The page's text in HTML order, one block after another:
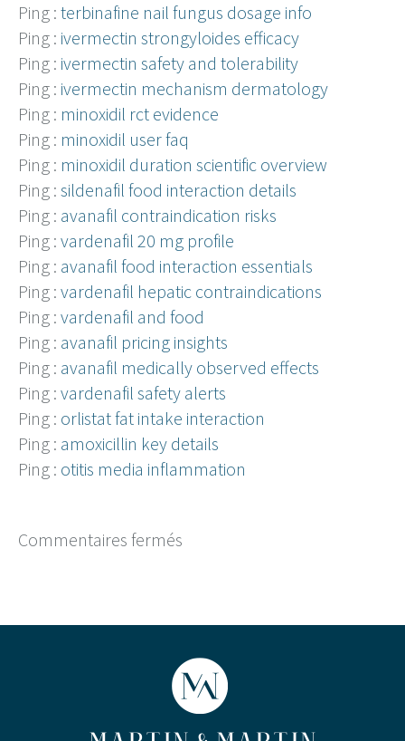
Ping : terbinafine nail fungus dosage info
Ping : ivermectin strongyloides efficacy
Ping : ivermectin safety and tolerability
Ping : ivermectin mechanism dermatology
Ping : minoxidil rct evidence
Ping : minoxidil user faq
Ping : minoxidil duration scientific overview
Ping : sildenafil food interaction details
Ping : avanafil contraindication risks
Ping : vardenafil 20 mg profile
Ping : avanafil food interaction essentials
Ping : vardenafil hepatic contraindications
Ping : vardenafil and food
Ping : avanafil pricing insights
Ping : avanafil medically observed effects
Ping : vardenafil safety alerts
Ping : orlistat fat intake interaction
Ping : amoxicillin key details
Ping : otitis media inflammation
Commentaires fermés